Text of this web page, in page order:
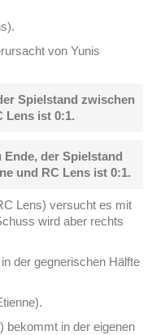
von Yunis
Spielstand zwischen
Lens ist 0:1.
Ende, der Spielstand
und RC Lens ist 0:1.
Lens) versucht es mit
wird aber rechts
der gegnerischen Hälfte
bekommt in der eigenen